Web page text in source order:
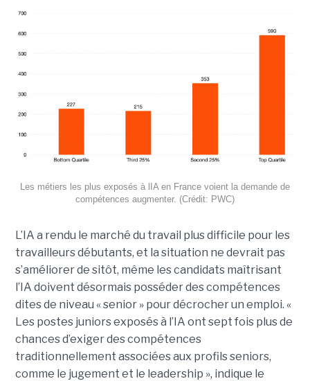
Les métiers les plus exposés à lIA en France voient la demande de
compétences augmenter. (Crédit: PWC)
L’IA a rendu le marché du travail plus difficile pour les
travailleurs débutants, et la situation ne devrait pas
s’améliorer de sitôt, même les candidats maîtrisant
l’IA doivent désormais posséder des compétences
dites de niveau « senior » pour décrocher un emploi. «
Les postes juniors exposés à l’IA ont sept fois plus de
chances d’exiger des compétences
traditionnellement associées aux profils seniors,
comme le jugement et le leadership », indique le